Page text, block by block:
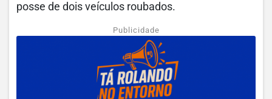
posse de dois veículos roubados.
Publicidade